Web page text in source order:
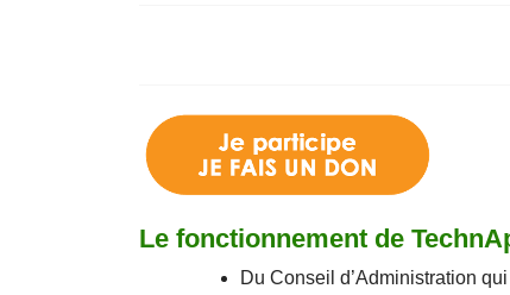
Le fonctionnement de
Du Conseil d’Administration